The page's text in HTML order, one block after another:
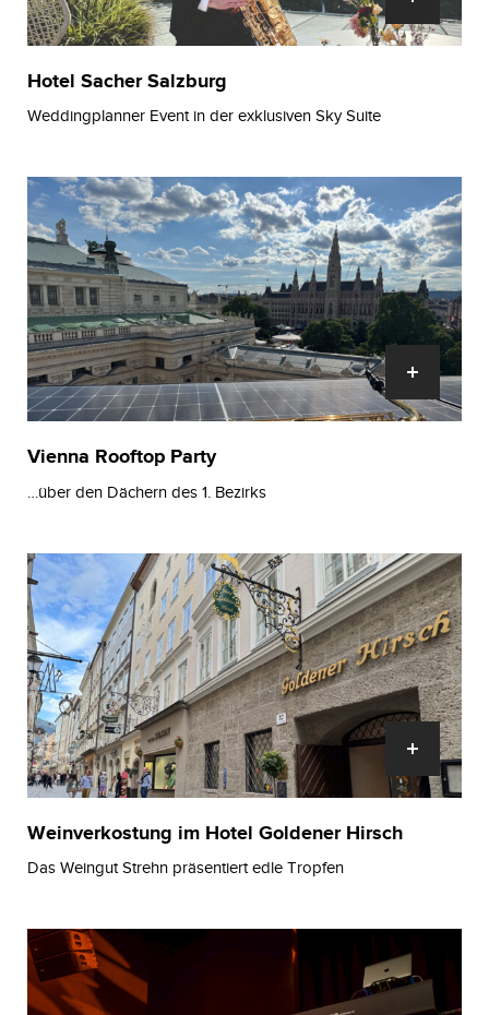
Hotel Sacher Salzburg
Weddingplanner Event in der exklusiven Sky Suite
Vienna Rooftop Party
…über den Dächern des 1. Bezirks
Weinverkostung im Hotel Goldener Hirsch
Das Weingut Strehn präsentiert edle Tropfen